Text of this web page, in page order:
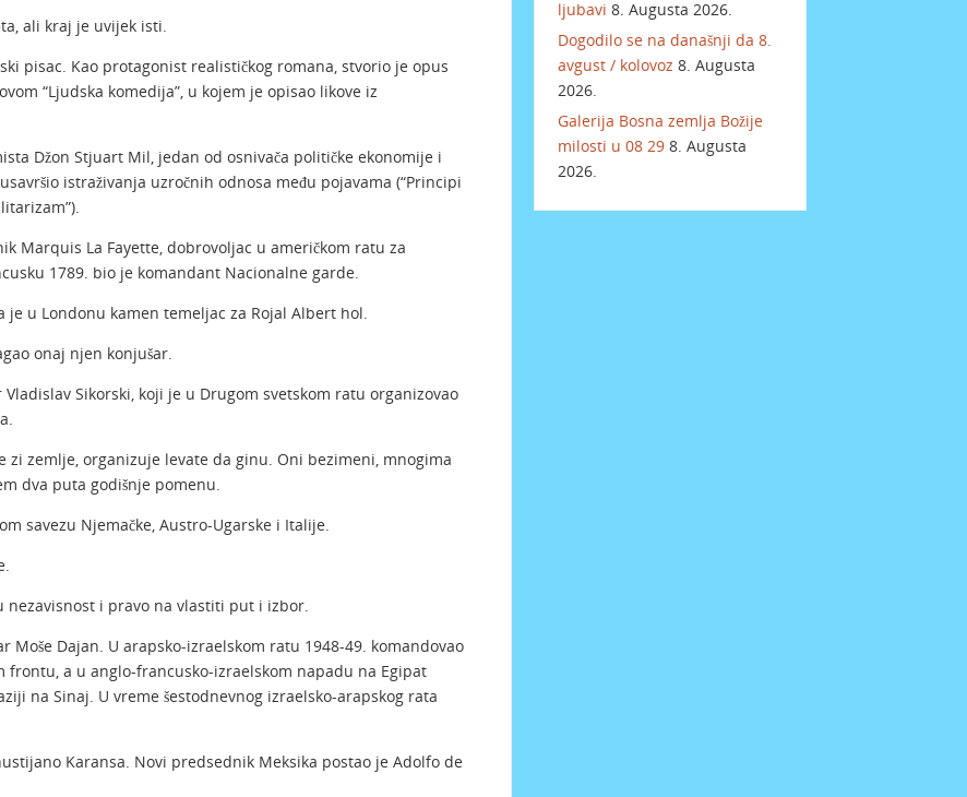
ali kraj je uvijek isti.
pisac. Kao protagonist realističkog romana, stvorio je opus
“Ljudska komedija”, u kojem je opisao likove iz
Džon Stjuart Mil, jedan od osnivača političke ekonomije i
istraživanja uzročnih odnosa među pojavama (“Principi
Marquis La Fayette, dobrovoljac u američkom ratu za
1789. bio je komandant Nacionalne garde.
je u Londonu kamen temeljac za Rojal Albert hol.
onaj njen konjušar.
Sikorski, koji je u Drugom svetskom ratu organizovao
zi zemlje, organizuje levate da ginu. Oni bezimeni, mnogima
dva puta godišnje pomenu.
savezu Njemačke, Austro-Ugarske i Italije.
nezavisnost i pravo na vlastiti put i izbor.
Moše Dajan. U arapsko-izraelskom ratu 1948-49. komandovao
a u anglo-francusko-izraelskom napadu na Egipat
na Sinaj. U vreme šestodnevnog izraelsko-arapskog rata
Karansa. Novi predsednik Meksika postao je Adolfo de
ljubavi 8. Augusta 2026.
Dogodilo se na današnji da 8.
avgust / kolovoz 8. Augusta
2026.
Galerija Bosna zemlja Božije
milosti u 08 29 8. Augusta
2026.